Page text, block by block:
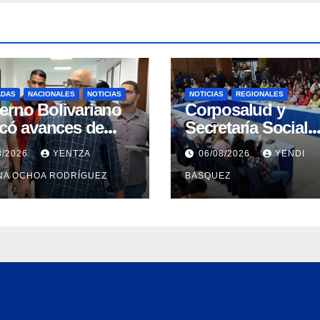
NACIONALES NOTICIAS
Bolivariano
avances de
integral
Dr. José
Vargas
2026 YENTZA
OCHOA RODRÍGUEZ
NOTICIAS REGIONALES
Corposalud y
Secretaría Social
fortalecen la
en 23 municipios
06/08/2026 YENDI
BASQUEZ